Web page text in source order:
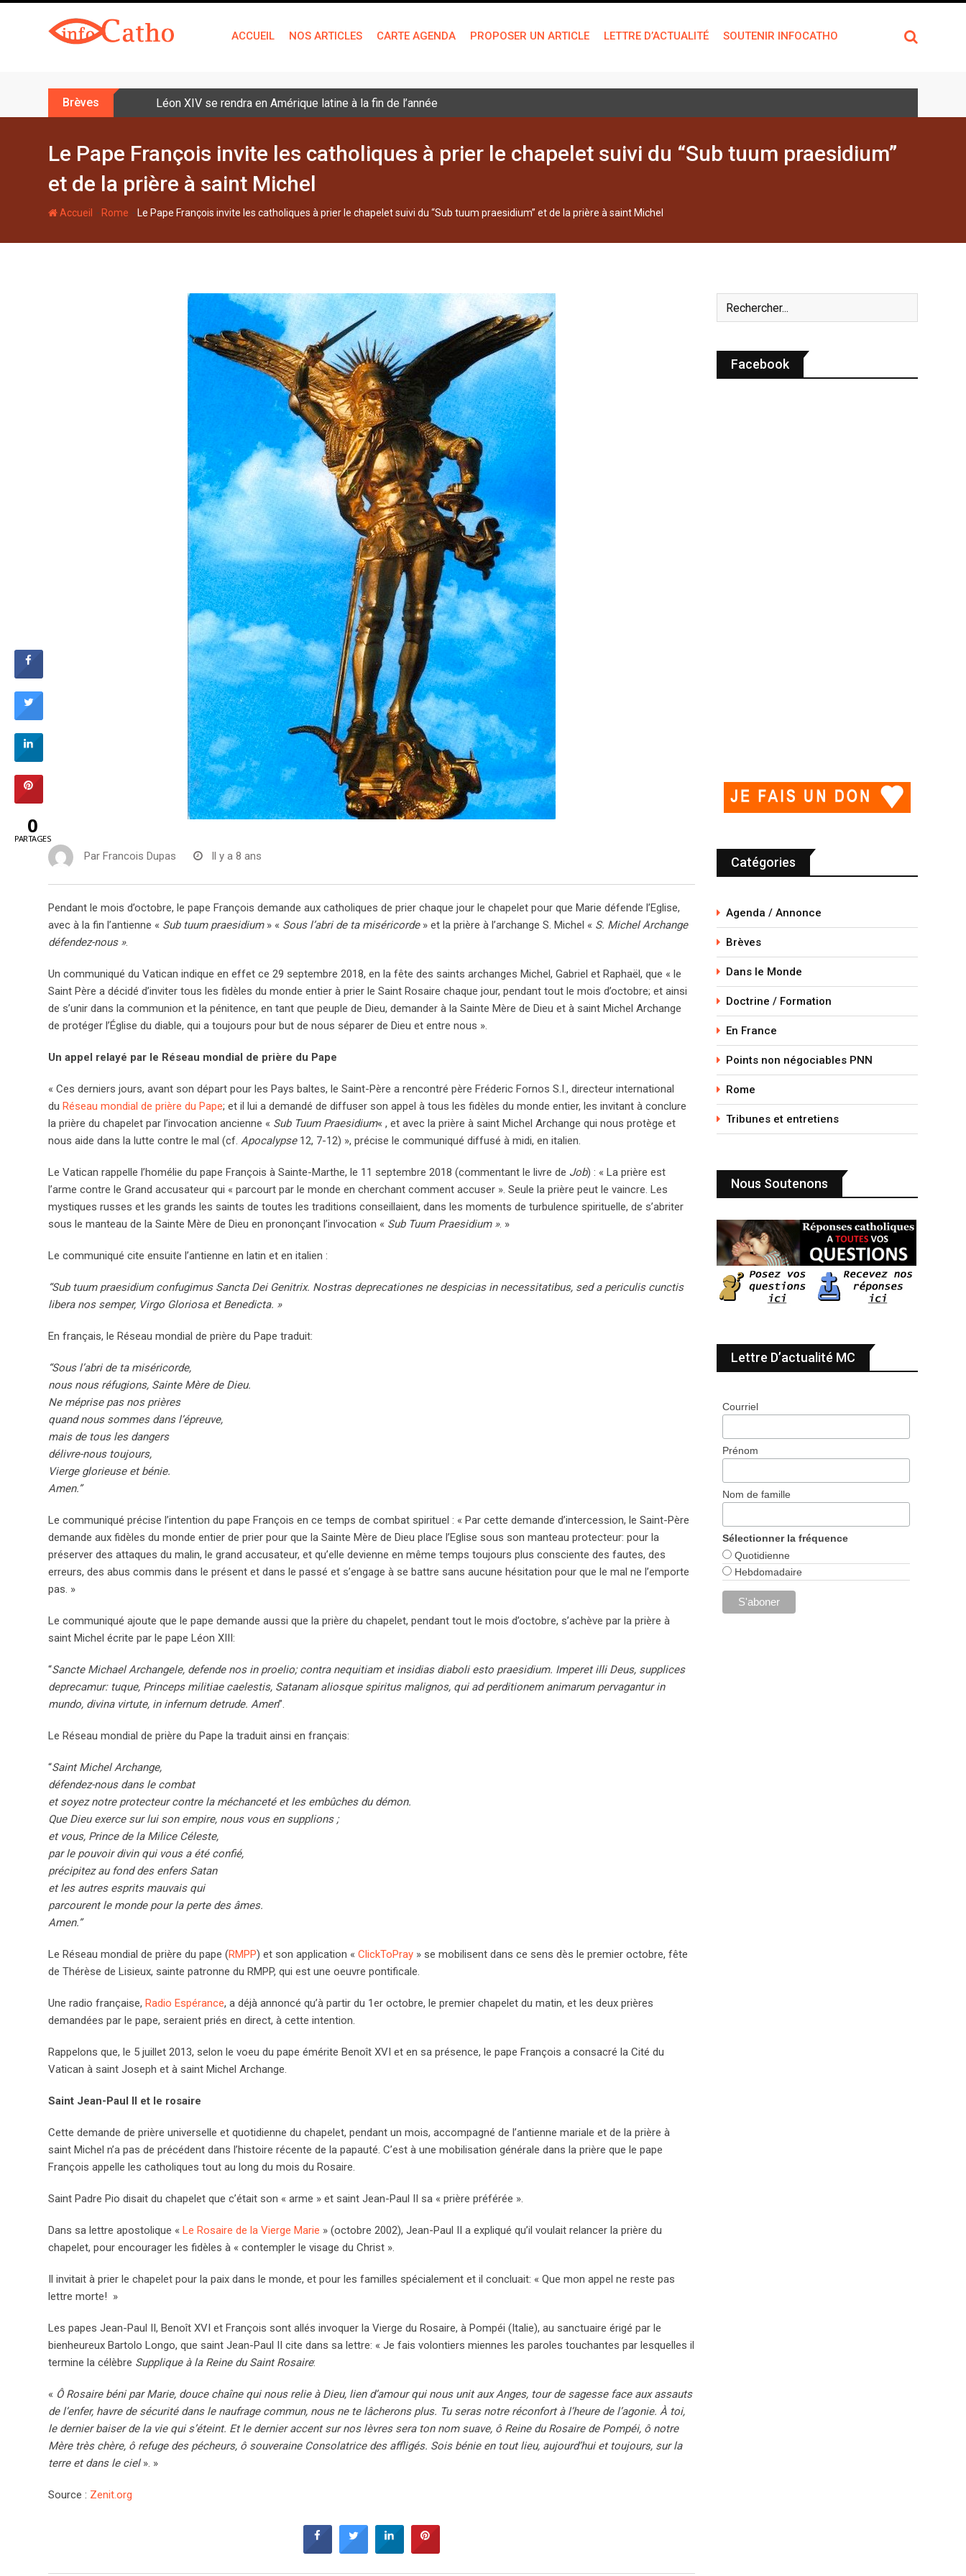
ACCUEIL NOS ARTICLES CARTE AGENDA PROPOSER UN ARTICLE LETTRE D’ACTUALITÉ SOUTENIR INFOCATHO
Brèves Léon XIV se rendra en Amérique latine à la fin de l’année
Le Pape François invite les catholiques à prier le chapelet suivi du “Sub tuum praesidium”
et de la prière à saint Michel
Accueil - Rome - Le Pape François invite les catholiques à prier le chapelet suivi du “Sub tuum praesidium” et de la prière à saint Michel
Par Francois Dupas Il y a 8 ans
Pendant le mois d’octobre, le pape François demande aux catholiques de prier chaque jour le chapelet pour que Marie défende l’Eglise,
avec à la fin l’antienne « Sub tuum praesidium» « Sous l’abri de ta miséricorde» et la prière à l’archange S. Michel « S. Michel Archange
défendez-nous ».
Un communiqué du Vatican indique en effet ce 29 septembre 2018, en la fête des saints archanges Michel, Gabriel et Raphaël, que « le
Saint Père a décidé d’inviter tous les fidèles du monde entier à prier le Saint Rosaire chaque jour, pendant tout le mois d’octobre; et ainsi
de s’unir dans la communion et la pénitence, en tant que peuple de Dieu, demander à la Sainte Mère de Dieu et à saint Michel Archange
de protéger l’Église du diable, qui a toujours pour but de nous séparer de Dieu et entre nous ».
Un appel relayé par le Réseau mondial de prière du Pape
« Ces derniers jours, avant son départ pour les Pays baltes, le Saint-Père a rencontré père Fréderic Fornos S.I., directeur international
du Réseau mondial de prière du Pape; et il lui a demandé de diffuser son appel à tous les fidèles du monde entier, les invitant à conclure
la prière du chapelet par l’invocation ancienne « Sub Tuum Praesidium« , et avec la prière à saint Michel Archange qui nous protège et
nous aide dans la lutte contre le mal (cf. Apocalypse 12, 7-12) », précise le communiqué diffusé à midi, en italien.
Le Vatican rappelle l’homélie du pape François à Sainte-Marthe, le 11 septembre 2018 (commentant le livre de Job) : « La prière est
l’arme contre le Grand accusateur qui « parcourt par le monde en cherchant comment accuser ». Seule la prière peut le vaincre. Les
mystiques russes et les grands les saints de toutes les traditions conseillaient, dans les moments de turbulence spirituelle, de s’abriter
sous le manteau de la Sainte Mère de Dieu en prononçant l’invocation « Sub Tuum Praesidium ». »
Le communiqué cite ensuite l’antienne en latin et en italien :
“Sub tuum praesidium confugimus Sancta Dei Genitrix. Nostras deprecationes ne despicias in necessitatibus, sed a periculis cunctis
libera nos semper, Virgo Gloriosa et Benedicta. »
En français, le Réseau mondial de prière du Pape traduit:
“Sous l’abri de ta miséricorde,
nous nous réfugions, Sainte Mère de Dieu.
Ne méprise pas nos prières
quand nous sommes dans l’épreuve,
mais de tous les dangers
délivre-nous toujours,
Vierge glorieuse et bénie.
Amen.”
Le communiqué précise l’intention du pape François en ce temps de combat spirituel : « Par cette demande d’intercession, le Saint-Père
demande aux fidèles du monde entier de prier pour que la Sainte Mère de Dieu place l’Eglise sous son manteau protecteur: pour la
préserver des attaques du malin, le grand accusateur, et qu’elle devienne en même temps toujours plus consciente des fautes, des
erreurs, des abus commis dans le présent et dans le passé et s’engage à se battre sans aucune hésitation pour que le mal ne l’emporte
pas. »
Le communiqué ajoute que le pape demande aussi que la prière du chapelet, pendant tout le mois d’octobre, s’achève par la prière à
saint Michel écrite par le pape Léon XIII:
“Sancte Michael Archangele, defende nos in proelio; contra nequitiam et insidias diaboli esto praesidium. Imperet illi Deus, supplices
deprecamur: tuque, Princeps militiae caelestis, Satanam aliosque spiritus malignos, qui ad perditionem animarum pervagantur in
mundo, divina virtute, in infernum detrude. Amen”.
Le Réseau mondial de prière du Pape la traduit ainsi en français:
“Saint Michel Archange,
défendez-nous dans le combat
et soyez notre protecteur contre la méchanceté et les embûches du démon.
Que Dieu exerce sur lui son empire, nous vous en supplions ;
et vous, Prince de la Milice Céleste,
par le pouvoir divin qui vous a été confié,
précipitez au fond des enfers Satan
et les autres esprits mauvais qui
parcourent le monde pour la perte des âmes.
Amen.”
Le Réseau mondial de prière du pape (RMPP) et son application « ClickToPray » se mobilisent dans ce sens dès le premier octobre, fête
de Thérèse de Lisieux, sainte patronne du RMPP, qui est une oeuvre pontificale.
Une radio française, Radio Espérance, a déjà annoncé qu’à partir du 1er octobre, le premier chapelet du matin, et les deux prières
demandées par le pape, seraient priés en direct, à cette intention.
Rappelons que, le 5 juillet 2013, selon le voeu du pape émérite Benoît XVI et en sa présence, le pape François a consacré la Cité du
Vatican à saint Joseph et à saint Michel Archange.
Saint Jean-Paul II et le rosaire
Cette demande de prière universelle et quotidienne du chapelet, pendant un mois, accompagné de l’antienne mariale et de la prière à
saint Michel n’a pas de précédent dans l’histoire récente de la papauté. C’est à une mobilisation générale dans la prière que le pape
François appelle les catholiques tout au long du mois du Rosaire.
Saint Padre Pio disait du chapelet que c’était son « arme » et saint Jean-Paul II sa « prière préférée ».
Dans sa lettre apostolique « Le Rosaire de la Vierge Marie » (octobre 2002), Jean-Paul II a expliqué qu’il voulait relancer la prière du
chapelet, pour encourager les fidèles à « contempler le visage du Christ ».
Il invitait à prier le chapelet pour la paix dans le monde, et pour les familles spécialement et il concluait: « Que mon appel ne reste pas
lettre morte! »
Les papes Jean-Paul II, Benoît XVI et François sont allés invoquer la Vierge du Rosaire, à Pompéi (Italie), au sanctuaire érigé par le
bienheureux Bartolo Longo, que saint Jean-Paul II cite dans sa lettre: « Je fais volontiers miennes les paroles touchantes par lesquelles il
termine la célèbre Supplique à la Reine du Saint Rosaire:
« Ô Rosaire béni par Marie, douce chaîne qui nous relie à Dieu, lien d’amour qui nous unit aux Anges, tour de sagesse face aux assauts
de l’enfer, havre de sécurité dans le naufrage commun, nous ne te lâcherons plus. Tu seras notre réconfort à l’heure de l’agonie. À toi,
le dernier baiser de la vie qui s’éteint. Et le dernier accent sur nos lèvres sera ton nom suave, ô Reine du Rosaire de Pompéi, ô notre
Mère très chère, ô refuge des pécheurs, ô souveraine Consolatrice des affligés. Sois bénie en tout lieu, aujourd’hui et toujours, sur la
terre et dans le ciel». »
Source : Zenit.org
Facebook
Catégories
Agenda / Annonce
Brèves
Dans le Monde
Doctrine / Formation
En France
Points non négociables PNN
Rome
Tribunes et entretiens
Nous Soutenons
Lettre D’actualité MC
Courriel
Prénom
Nom de famille
Sélectionner la fréquence
Quotidienne
Hebdomadaire
0
PARTAGES